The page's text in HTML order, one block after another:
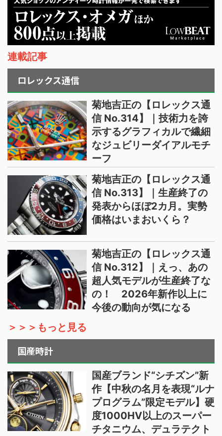
連載記事
ロレックス通信
菊地吉正の【ロレックス通
信 No.314】｜技術力を誇
示するグラフィカルで繊細
なジュビリーダイアルモチ
ーフ
菊地吉正の【ロレックス通
信 No.313】｜生産終了の
発表からほぼ2カ月。実勢
価格はいまおいくら？
菊地吉正の【ロレックス通
信 No.312】｜えっ、あの
超人気モデルが生産終了な
の！ 2026年新作以上に
今後の動向が気になる
＞＞＞もっと見る
国産時計
国産ブランド“シチズン”新
作【中秋の名月を表現“ルナ
プログラム”限定モデル】硬
度1000HV以上のスーパー
チタニウム、デュラテクト